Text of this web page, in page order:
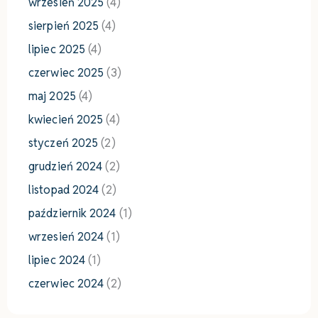
sierpień 2025 (4)
lipiec 2025 (4)
czerwiec 2025 (3)
maj 2025 (4)
kwiecień 2025 (4)
styczeń 2025 (2)
grudzień 2024(2)
listopad 2024(2)
październik 2024 (1)
wrzesień 2024(1)
lipiec 2024(1)
czerwiec 2024(2)